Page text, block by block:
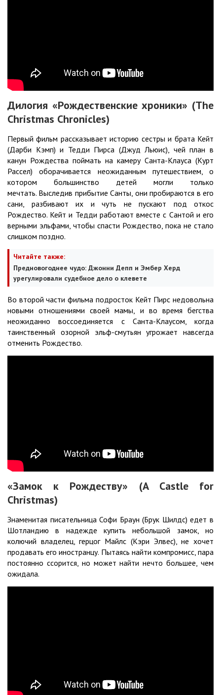
Дилогия «Рождественские хроники» (The
Christmas Chronicles)
Первый фильм рассказывает историю сестры и брата Кейт
(Дарби Кэмп) и Тедди Пирса (Джуд Льюис), чей план в
канун Рождества поймать на камеру Санта-Клауса (Курт
Рассел) оборачивается неожиданным путешествием, о
котором большинство детей могли только
мечтать. Выследив прибытие Санты, они пробираются в его
сани, разбивают их и чуть не пускают под откос
Рождество. Кейт и Тедди работают вместе с Сантой и его
верными эльфами, чтобы спасти Рождество, пока не стало
слишком поздно.
Читайте также:
Предновогоднее чудо: Джонни Депп и Эмбер Херд
урегулировали судебное дело о клевете
Во второй части фильма подросток Кейт Пирс недовольна
новыми отношениями своей мамы, и во время бегства
неожиданно воссоединяется с Санта-Клаусом, когда
таинственный озорной эльф-смутьян угрожает навсегда
отменить Рождество.
«Замок к Рождеству» (A Castle for
Christmas)
Знаменитая писательница Софи Браун (Брук Шилдс) едет в
Шотландию в надежде купить небольшой замок, но
колючий владелец, герцог Майлс (Кэри Элвес), не хочет
продавать его иностранцу. Пытаясь найти компромисс, пара
постоянно ссорится, но может найти нечто большее, чем
ожидала.